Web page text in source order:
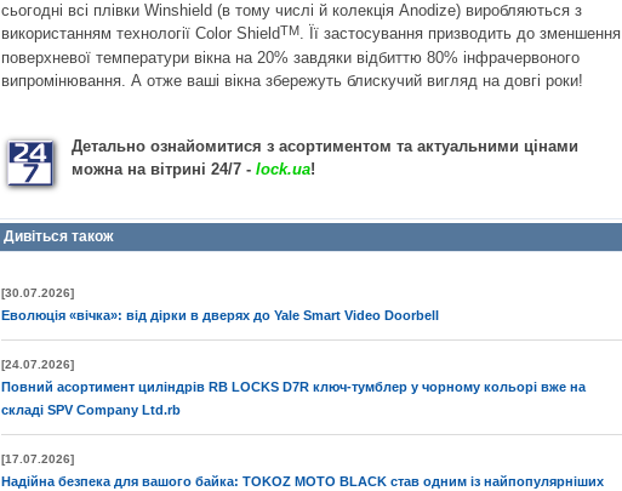
сьогодні всі плівки Winshield (в тому числі й колекція Anodize) виробляються з
використанням технології Color ShieldTM. Її застосування призводить до зменшення
поверхневої температури вікна на 20% завдяки відбиттю 80% інфрачервоного
випромінювання. А отже ваші вікна збережуть блискучий вигляд на довгі роки!
Детально ознайомитися з асортиментом та актуальними цінами
можна на вітрині 24/7 - lock.ua!
Дивіться також
[30.07.2026]
Еволюція «вічка»: від дірки в дверях до Yale Smart Video Doorbell
[24.07.2026]
Повний асортимент циліндрів RB LOCKS D7R ключ-тумблер у чорному кольорі вже на
складі SPV Company Ltd.rb
[17.07.2026]
Надійна безпека для вашого байка: TOKOZ MOTO BLACK став одним із найпопулярніших